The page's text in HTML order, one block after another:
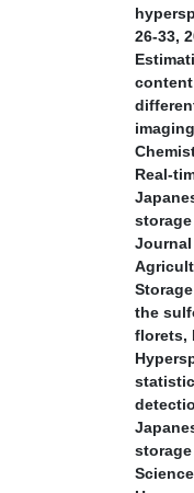
26-33,
Real-
the
florets,